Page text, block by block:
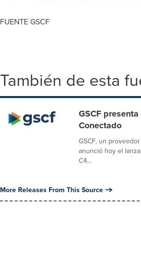
FUENTE GSCF
También de esta
GSCF
Conectado
GSCF, un
anunció hoy el
C4...
More Releases From This Source